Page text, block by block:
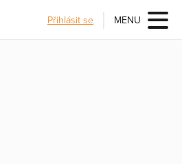
Přihlásit se MENU